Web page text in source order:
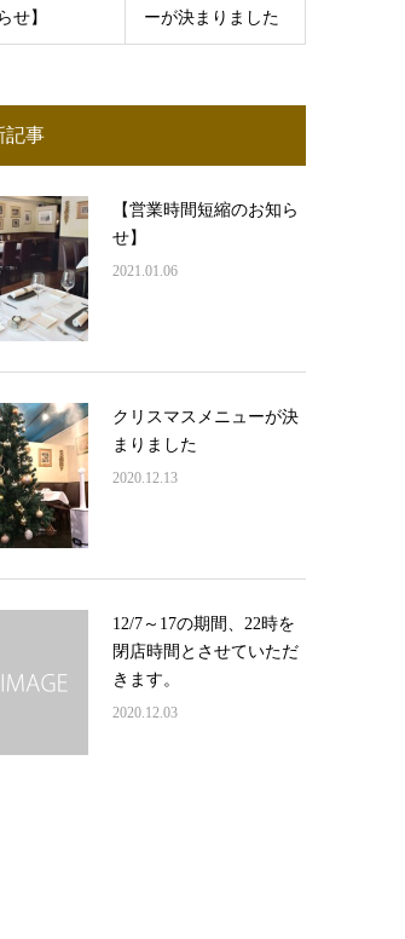
せ】
ーが決まりました
記事
【営業時間短縮のお知ら
せ】
2021.01.06
クリスマスメニューが決
まりました
2020.12.13
12/7～17の期間、22時を
閉店時間とさせていただ
きます。
2020.12.03